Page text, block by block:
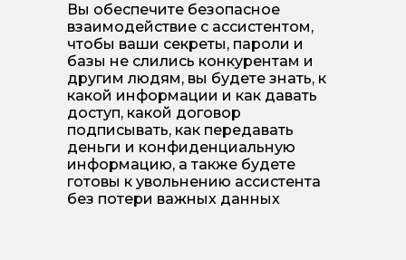
Вы обеспечите безопасное
взаимодействие с ассистентом,
чтобы ваши секреты, пароли и
базы не слились конкурентам и
другим людям, вы будете знать, к
какой информации и как давать
доступ, какой договор
подписывать, как передавать
деньги и конфиденциальную
информацию, а также будете
готовы к увольнению ассистента
без потери важных данных